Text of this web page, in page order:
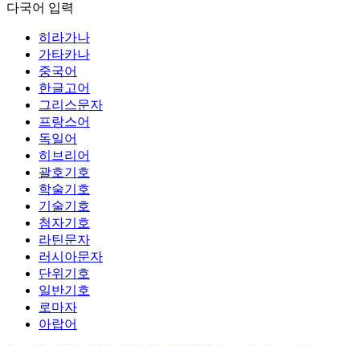
다국어 입력
히라가나
가타카나
중국어
한글고어
그리스문자
프랑스어
독일어
히브리어
괄호기호
학술기호
기술기호
첨자기호
라틴문자
러시아문자
단위기호
일반기호
로마자
아랍어